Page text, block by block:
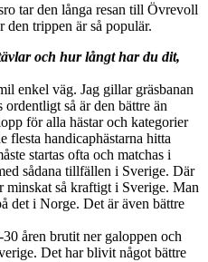
tar den långa resan till Övrevoll
trippen är så populär.
och hur långt har du dit,
enkel väg. Jag gillar gräsbanan
så är den bättre än
för alla hästar och kategorier
flesta handicaphästarna hitta
startas ofta och matchas i
sådana tillfällen i Sverige. Där
minskat så kraftigt i Sverige. Man
det i Norge. Det är även bättre
åren brutit ner galoppen och
Det har blivit något bättre